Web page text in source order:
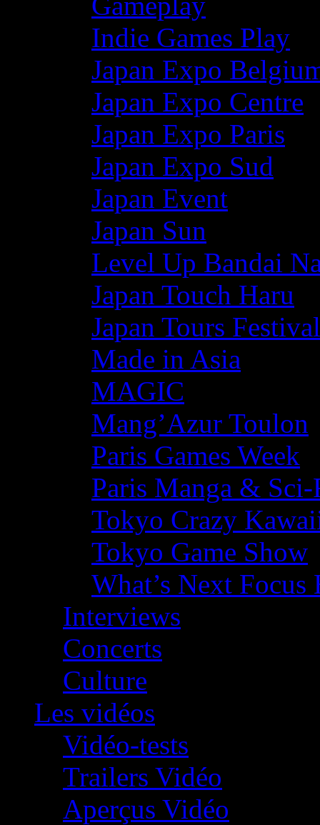
Indie Games Play
Japan Expo
Japan Expo Centre
Japan Expo Paris
Japan Expo Sud
Japan Event
Japan Sun
Level Up Bandai
Japan Touch Haru
Japan Tours Festival
Made in Asia
MAGIC
Mang’Azur Toulon
Paris Games Week
Paris Manga &
Tokyo Crazy
Tokyo Game Show
What’s Next
Interviews
Concerts
Culture
Les vidéos
Vidéo-tests
Trailers Vidéo
Aperçus Vidéo